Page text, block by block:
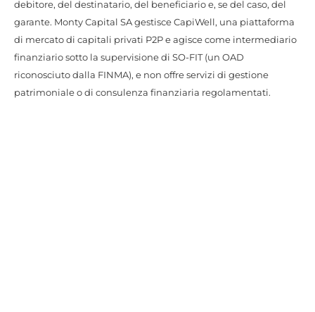
debitore, del destinatario, del beneficiario e, se del caso, del
garante. Monty Capital SA gestisce CapiWell, una piattaforma
di mercato di capitali privati P2P e agisce come intermediario
finanziario sotto la supervisione di SO-FIT (un OAD
riconosciuto dalla FINMA), e non offre servizi di gestione
patrimoniale o di consulenza finanziaria regolamentati.